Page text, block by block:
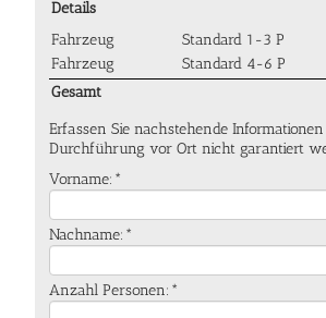
Details
Fahrzeug
Standard 1-3 P
Fahrzeug Standard 4-6 P
Gesamt
Erfassen Sie nachstehende
Durchführung vor Ort nicht garantiert
Vorname:*
Nachname:*
Anzahl Personen:*